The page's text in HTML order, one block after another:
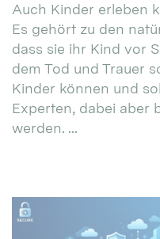
Auch Kinder erleben
Es gehört zu den
dass sie ihr Kind vor
dem Tod und Trauer
Kinder können und
Experten, dabei aber
werden. ...